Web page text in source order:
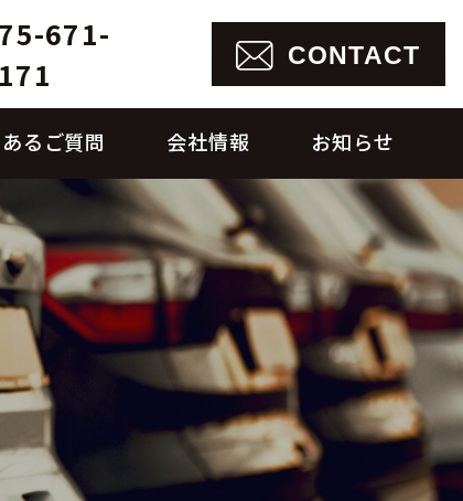
671-
CONTACT
るご質問 会社情報 お知らせ